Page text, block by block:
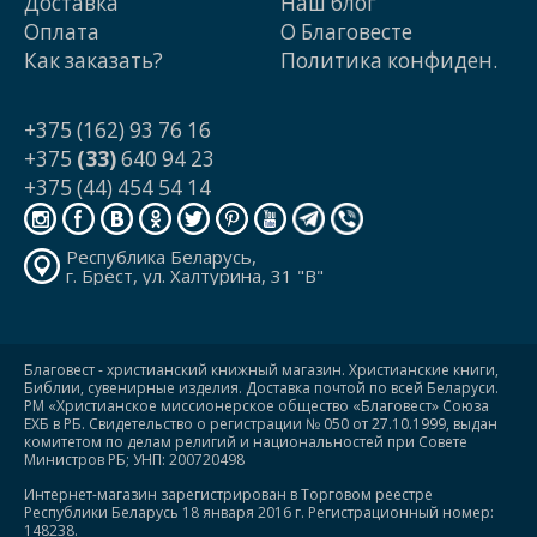
Оплата
Как заказать?
О Благовесте
Политика конфиден.
+375 (162) 93 76 16
+375 (33)640 94 23
+375 (44) 454 54 14
Республика Беларусь,
г. Брест, ул. Халтурина, 31 "В"
Благовест - христианский книжный магазин. Христианские книги,
Библии, сувенирные изделия. Доставка почтой по всей Беларуси.
РМ «Христианское миссионерское общество «Благовест» Союза
ЕХБ в РБ. Свидетельство о регистрации № 050 от 27.10.1999, выдан
комитетом по делам религий и национальностей при Совете
Министров РБ; УНП: 200720498
Интернет-магазин зарегистрирован в Торговом реестре
Республики Беларусь 18 января 2016 г. Регистрационный номер:
148238.